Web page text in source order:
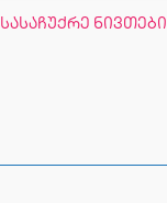
სასაჩუქრე ნივთები